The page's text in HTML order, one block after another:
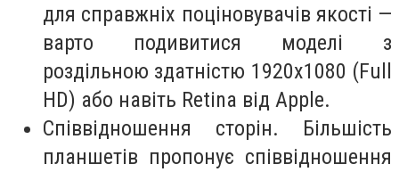
для справжніх поціновувачів якості —
варто подивитися моделі з
роздільною здатністю 1920х1080 (Full
HD) або навіть Retina від Apple.
Співвідношення сторін. Більшість
планшетів пропонує співвідношення